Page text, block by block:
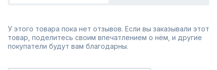
У этого товара пока нет отзывов. Если вы заказывали этот
товар, поделитесь своим впечатлением о нём, и другие
покупатели будут вам благодарны.